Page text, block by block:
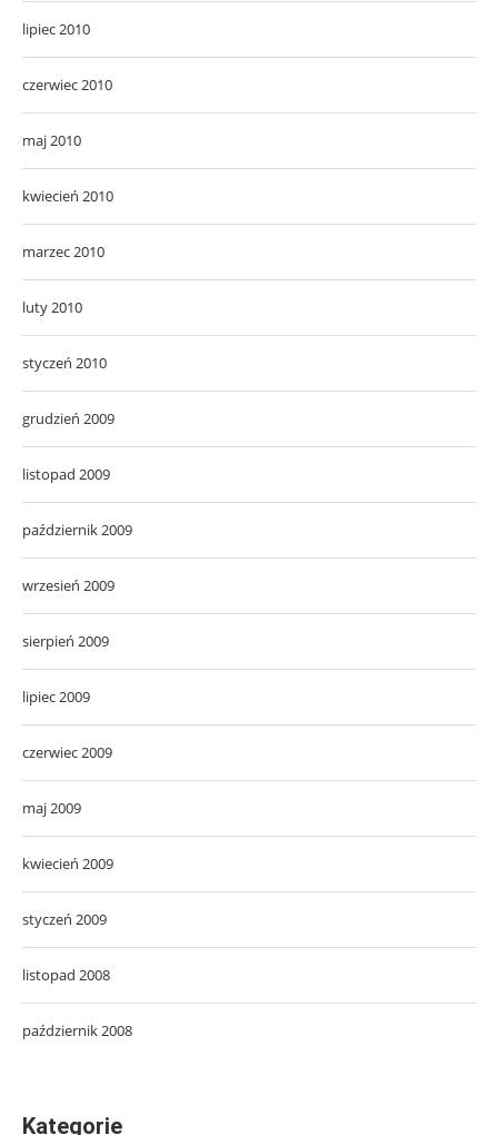
lipiec 2010
czerwiec 2010
maj 2010
kwiecień 2010
marzec 2010
luty 2010
styczeń 2010
grudzień 2009
listopad 2009
październik 2009
wrzesień 2009
sierpień 2009
lipiec 2009
czerwiec 2009
maj 2009
kwiecień 2009
styczeń 2009
listopad 2008
październik 2008
Kategorie